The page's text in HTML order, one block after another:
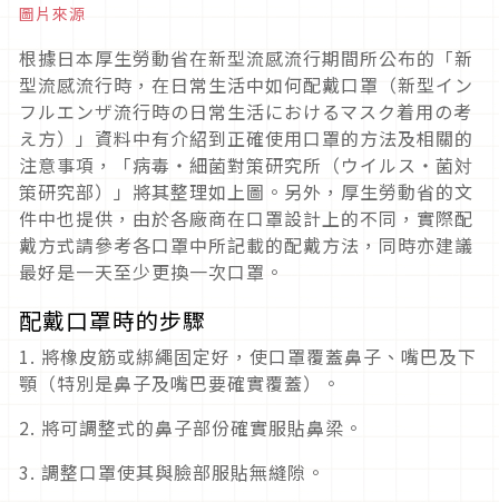
圖片來源
根據日本厚生勞動省在新型流感流行期間所公布的「新
型流感流行時，在日常生活中如何配戴口罩（新型イン
フルエンザ流行時の日常生活におけるマスク着用の考
え方）」資料中有介紹到正確使用口罩的方法及相關的
注意事項，「病毒・細菌對策研究所（ウイルス・菌対
策研究部）」將其整理如上圖。另外，厚生勞動省的文
件中也提供，由於各廠商在口罩設計上的不同，實際配
戴方式請參考各口罩中所記載的配戴方法，同時亦建議
最好是一天至少更換一次口罩。
配戴口罩時的步驟
1. 將橡皮筋或綁繩固定好，使口罩覆蓋鼻子、嘴巴及下
顎（特別是鼻子及嘴巴要確實覆蓋）。
2. 將可調整式的鼻子部份確實服貼鼻梁。
3. 調整口罩使其與臉部服貼無縫隙。